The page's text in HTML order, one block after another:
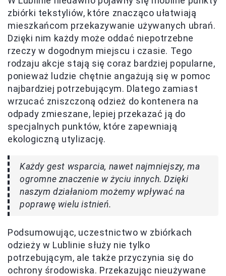
zbiórki tekstyliów, które znacząco ułatwiają
mieszkańcom przekazywanie używanych ubrań.
Dzięki nim każdy może oddać niepotrzebne
rzeczy w dogodnym miejscu i czasie. Tego
rodzaju akcje stają się coraz bardziej popularne,
ponieważ ludzie chętnie angażują się w pomoc
najbardziej potrzebującym. Dlatego zamiast
wrzucać zniszczoną odzież do kontenera na
odpady zmieszane, lepiej przekazać ją do
specjalnych punktów, które zapewniają
ekologiczną utylizację.
Każdy gest wsparcia, nawet najmniejszy, ma
ogromne znaczenie w życiu innych. Dzięki
naszym działaniom możemy wpływać na
poprawę wielu istnień.
Podsumowując, uczestnictwo w zbiórkach
odzieży w Lublinie służy nie tylko
potrzebującym, ale także przyczynia się do
ochrony środowiska. Przekazując nieużywane